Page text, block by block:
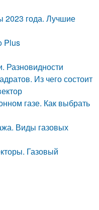
2023 года. Лучшие
Plus
Разновидности
Из чего состоит
газе. Как выбрать
Виды газовых
Газовый